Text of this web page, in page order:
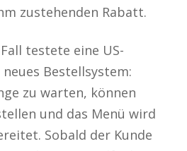
zustehenden Rabatt.
testete eine US-
Bestellsystem:
zu warten, können
und das Menü wird
Sobald der Kunde